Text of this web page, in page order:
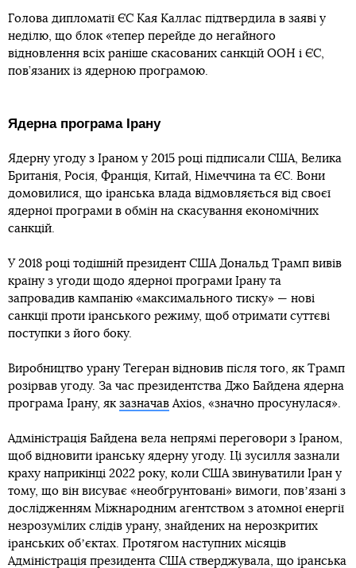
Голова дипломатії ЄС Кая Каллас підтвердила в заяві у
неділю, що блок «тепер перейде до негайного
відновлення всіх раніше скасованих санкцій ООН і ЄС,
пов’язаних із ядерною програмою.
Ядерна програма Ірану
Ядерну угоду з Іраном у 2015 році підписали США, Велика
Британія, Росія, Франція, Китай, Німеччина та ЄС. Вони
домовилися, що іранська влада відмовляється від своєї
ядерної програми в обмін на скасування економічних
санкцій.
У 2018 році тодішній президент США Дональд Трамп вивів
країну з угоди щодо ядерної програми Ірану та
запровадив кампанію «максимального тиску» — нові
санкції проти іранського режиму, щоб отримати суттєві
поступки з його боку.
Виробництво урану Тегеран відновив після того, як Трамп
розірвав угоду. За час президентства Джо Байдена ядерна
програма Ірану, як зазначав Axios, «значно просунулася».
Адміністрація Байдена вела непрямі переговори з Іраном,
щоб відновити іранську ядерну угоду. Ці зусилля зазнали
краху наприкінці 2022 року, коли США звинуватили Іран у
тому, що він висуває «необґрунтовані» вимоги, повʼязані з
дослідженням Міжнародним агентством з атомної енергії
незрозумілих слідів урану, знайдених на нерозкритих
іранських обʼєктах. Протягом наступних місяців
Адміністрація президента США стверджувала, що іранська